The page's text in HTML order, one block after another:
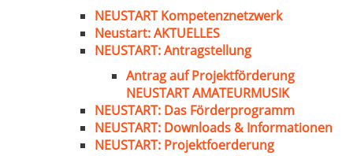
NEUSTART Kompetenznetzwerk
Neustart: AKTUELLES
NEUSTART: Antragstellung
Antrag auf Projektförderung
NEUSTART AMATEURMUSIK
NEUSTART: Das Förderprogramm
NEUSTART: Downloads & Informationen
NEUSTART: Projektfoerderung